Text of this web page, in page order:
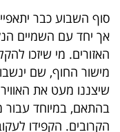
ניוזלטרים
מייל
אדום
סוף השבוע כבר
אך יחד עם השמיים
האזורים. מי שיזכו
מישור החוף, שם
שיצננו מעט את
בהתאם, במיוחד עבור
הקרובים. הקפידו